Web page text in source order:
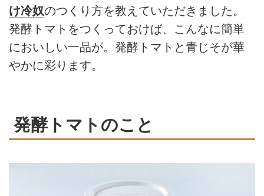
け冷奴のつくり方を教えていただきました。
発酵トマトをつくっておけば、こんなに簡単
においしい一品が。発酵トマトと青じそが華
やかに彩ります。
発酵トマトのこと